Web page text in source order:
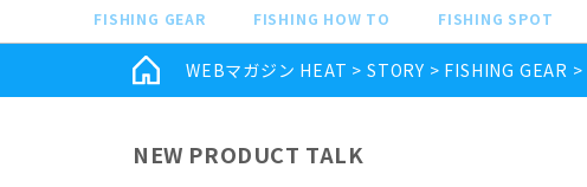
FISHING GEAR FISHING HOW TO FISHING SPOT
WEBマガジン HEAT >STORY > FISHING GEAR >
NEW PRODUCT TALK